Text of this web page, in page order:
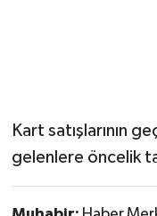
Kart satışlarının
gelenlere öncelik